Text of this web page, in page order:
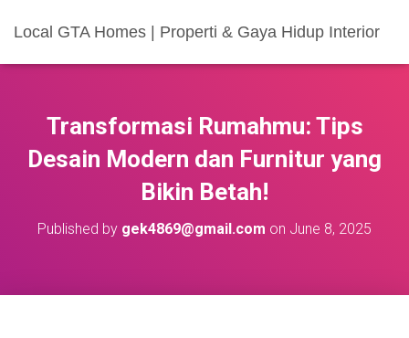
Local GTA Homes | Properti & Gaya Hidup Interior
Transformasi Rumahmu: Tips
Desain Modern dan Furnitur yang
Bikin Betah!
Published by gek4869@gmail.com on June 8, 2025